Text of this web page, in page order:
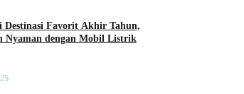
Destinasi Favorit Akhir Tahun,
Nyaman dengan Mobil Listrik